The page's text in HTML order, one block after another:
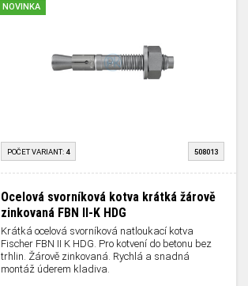
NOVINKA
POČET VARIANT:4 508013
Ocelová svorníková kotva krátká žárově
zinkovaná FBN II-K HDG
Krátká ocelová svorníková natloukací kotva
Fischer FBN II K HDG. Pro kotvení do betonu bez
trhlin. Žárově zinkovaná. Rychlá a snadná
montáž úderem kladiva.